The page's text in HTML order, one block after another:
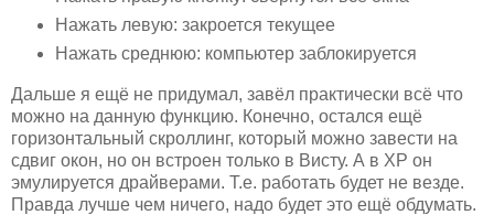
Нажать левую: закроется текущее
Нажать среднюю: компьютер заблокируется
Дальше я ещё не придумал, завёл практически всё что
можно на данную функцию. Конечно, остался ещё
горизонтальный скроллинг, который можно завести на
сдвиг окон, но он встроен только в Висту. А в XP он
эмулируется драйверами. Т.е. работать будет не везде.
Правда лучше чем ничего, надо будет это ещё обдумать.